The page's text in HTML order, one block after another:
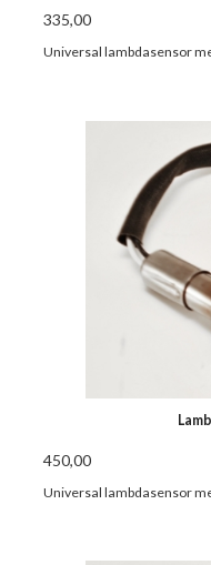
335,00
Universal lambdasensor
450,00
Universal lambdasensor